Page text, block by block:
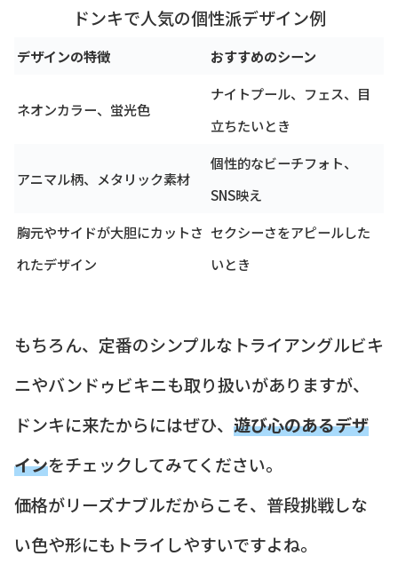
ドンキで人気の個性派デザイン例
デザインの特徴 おすすめのシーン
ネオンカラー、蛍光色
ナイトプール、フェス、目
立ちたいとき
アニマル柄、メタリック素材
個性的なビーチフォト、
SNS映え
胸元やサイドが大胆にカットさ
れたデザイン
セクシーさをアピールした
いとき
もちろん、定番のシンプルなトライアングルビキ
ニやバンドゥビキニも取り扱いがありますが、
ドンキに来たからにはぜひ、 遊び心のあるデザ
インをチェックしてみてください。
価格がリーズナブルだからこそ、普段挑戦しな
い色や形にもトライしやすいですよね。